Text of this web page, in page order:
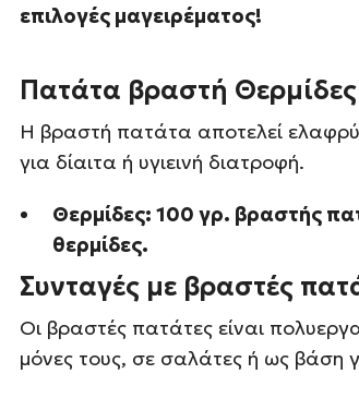
επιλογές μαγειρέματος!
Πατάτα βραστή Θερμίδες
Η βραστή πατάτα αποτελεί
για δίαιτα ή υγιεινή διατροφή.
Θερμίδες: 100 γρ. βραστής
θερμίδες.
Συνταγές με βραστές
Οι βραστές πατάτες είναι
μόνες τους, σε σαλάτες ή ως βάση